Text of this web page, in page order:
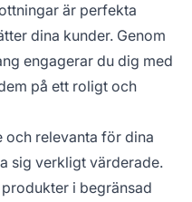
är perfekta
dina kunder. Genom
engagerar du dig med
på ett roligt och
och relevanta för dina
sig verkligt värderade.
i begränsad